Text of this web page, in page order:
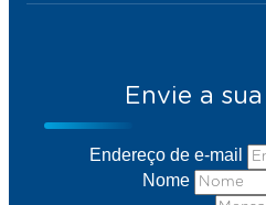
Envie a
Endereço de e-mail
Nome